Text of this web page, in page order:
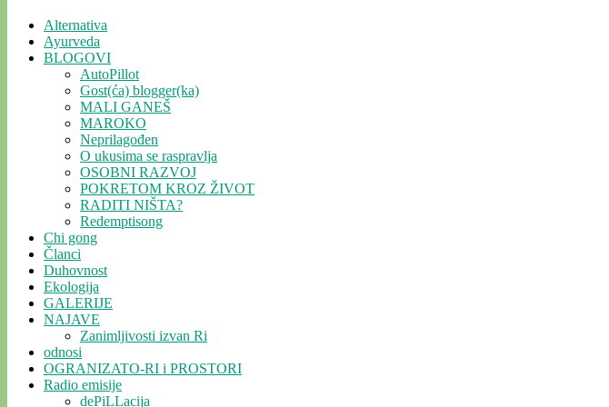
Alternativa
Ayurveda
BLOGOVI
AutoPillot
Gost(ća) blogger(ka)
MALI GANEŠ
MAROKO
Neprilagođen
O ukusima se raspravlja
OSOBNI RAZVOJ
POKRETOM KROZ ŽIVOT
RADITI NIŠTA?
Redemptisong
Chi gong
Članci
Duhovnost
Ekologija
GALERIJE
NAJAVE
Zanimljivosti izvan Ri
odnosi
OGRANIZATO-RI i PROSTORI
Radio emisije
dePiLLacija